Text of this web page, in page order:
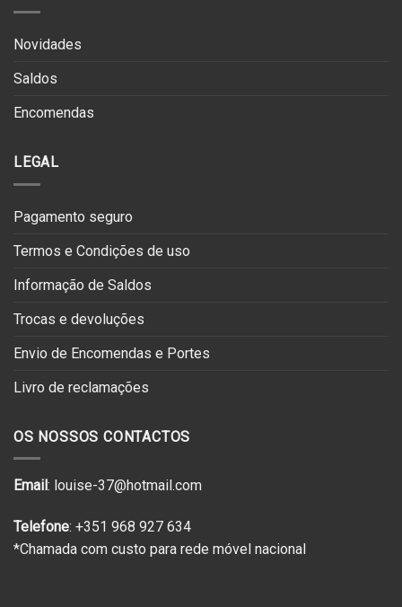
Novidades
Saldos
Encomendas
LEGAL
Pagamento seguro
Termos e Condições de uso
Informação de Saldos
Trocas e devoluções
Envio de Encomendas e Portes
Livro de reclamações
OS NOSSOS CONTACTOS
Email : louise-37@hotmail.com
Telefone: +351 968 927 634
*Chamada com custo para rede móvel nacional